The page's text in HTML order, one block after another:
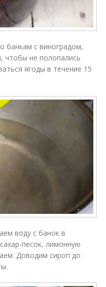
банкам с виноградом,
чтобы не полопались
ягоды в течение 15
воду с банок в
песок, лимонную
Доводим сироп до